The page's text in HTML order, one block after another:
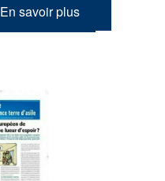
En savoir plus